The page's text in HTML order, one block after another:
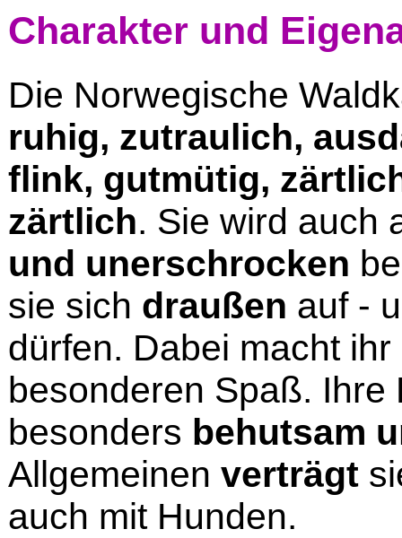
Charakter und
Die Norwegische
ruhig, zutraulich,
flink, gutmütig,
zärtlich. Sie wird auch
und unerschrocken
sie sich draußen auf -
dürfen. Dabei macht ihr
besonderen Spaß. Ihre
besonders behutsam
Allgemeinen verträgt
auch mit Hunden.